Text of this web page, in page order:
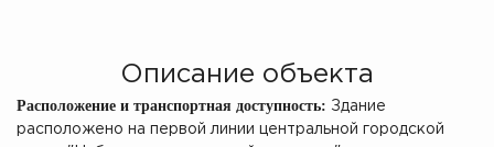
Описание объекта
Расположение и транспортная доступность: Здание
расположено на первой линии центральной городской